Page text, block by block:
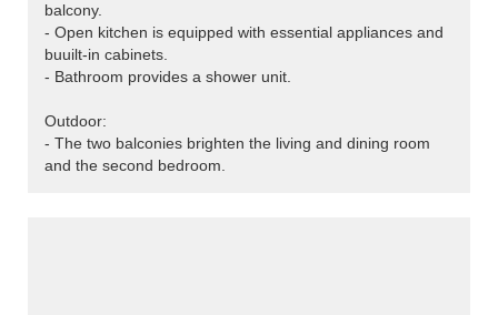
balcony.
- Open kitchen is equipped with essential appliances and
buuilt-in cabinets.
- Bathroom provides a shower unit.
Outdoor:
- The two balconies brighten the living and dining room
and the second bedroom.